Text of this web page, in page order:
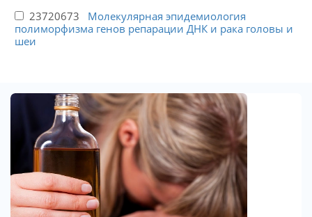
23720673 Молекулярная эпидемиология
полиморфизма генов репарации ДНК и рака головы и
шеи